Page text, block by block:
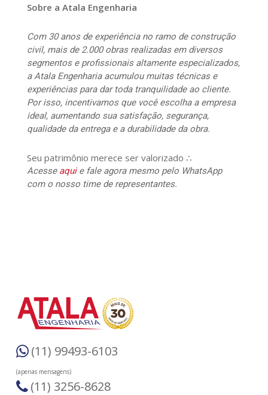
Sobre a Atala Engenharia
Com 30 anos de experiência no ramo de construção
civil, mais de 2.000 obras realizadas em diversos
segmentos e profissionais altamente especializados,
a Atala Engenharia acumulou muitas técnicas e
experiências para dar toda tranquilidade ao cliente.
Por isso, incentivamos que você escolha a empresa
ideal, aumentando sua satisfação, segurança,
qualidade da entrega e a durabilidade da obra.
Seu patrimônio merece ser valorizado ∴
Acesse aquie fale agora mesmo pelo WhatsApp
com o nosso time de representantes.
(11) 99493-6103
(apenas mensagens)
(11) 3256-8628